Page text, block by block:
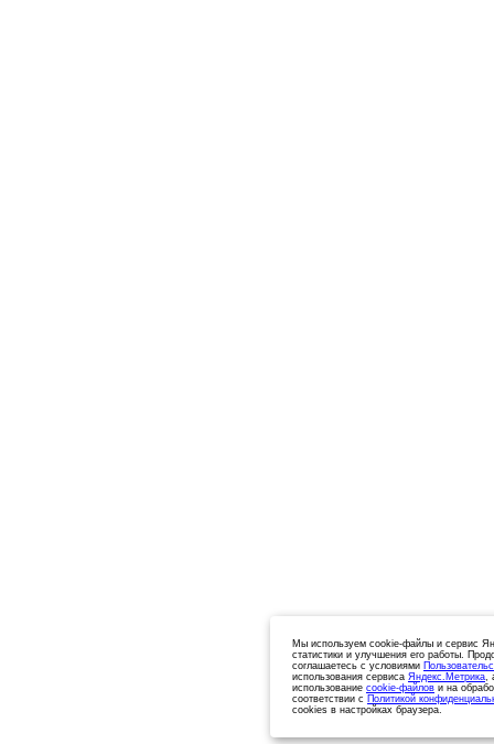
Мы используем cookie-файлы и сервис
статистики и улучшения его работы.
соглашаетесь с условиями
использования сервиса Яндекс.Метрика,
использование cookie-файлов и на
соответствии с Политикой
cookies в настройках браузера.